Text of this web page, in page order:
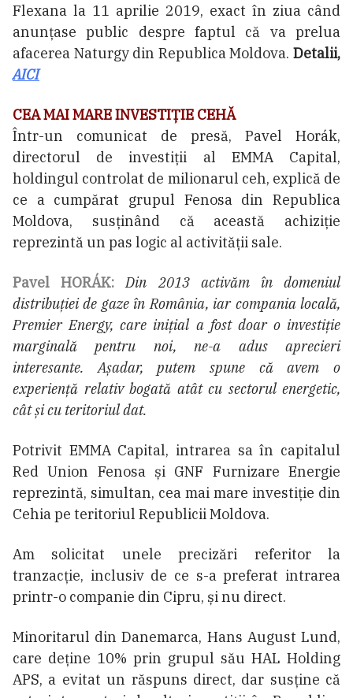
Flexana la 11 aprilie 2019, exact în ziua când
anunțase public despre faptul că va prelua
afacerea Naturgy din Republica Moldova. Detalii,
AICI
CEA MAI MARE INVESTIŢIE CEHĂ
Într-un comunicat de presă, Pavel Horák,
directorul de investiții al EMMA Capital,
holdingul controlat de milionarul ceh, explică de
ce a cumpărat grupul Fenosa din Republica
Moldova, susținând că această achiziție
reprezintă un pas logic al activității sale.
Pavel HORÁK:
Din 2013 activăm în domeniul
distribuției de gaze în România, iar compania locală,
Premier Energy, care inițial a fost doar o investiție
marginală pentru noi, ne-a adus aprecieri
interesante. Așadar, putem spune că avem o
experiență relativ bogată atât cu sectorul energetic,
cât și cu teritoriul dat.
Potrivit EMMA Capital, intrarea sa în capitalul
Red Union Fenosa și GNF Furnizare Energie
reprezintă, simultan, cea mai mare investiție din
Cehia pe teritoriul Republicii Moldova.
Am solicitat unele precizări referitor la
tranzacție, inclusiv de ce s-a preferat intrarea
printr-o companie din Cipru, și nu direct.
Minoritarul din Danemarca, Hans August Lund,
care deține 10% prin grupul său HAL Holding
APS, a evitat un răspuns direct, dar susține că